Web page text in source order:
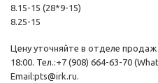
8.15-15 (28*9-15)
8.25-15
Цену уточняйте в отделе
18:00. Тел.:+7 (908) 664-63-70
Email:pts@irk.ru.